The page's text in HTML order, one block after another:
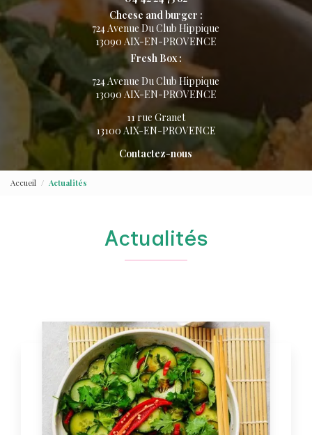
Cheese and burger :
724 Avenue Du Club Hippique
13090 AIX-EN-PROVENCE
Fresh Box :
724 Avenue Du Club Hippique
13090 AIX-EN-PROVENCE
11 rue Granet
13100 AIX-EN-PROVENCE
Contactez-nous
Accueil Actualités
Actualités